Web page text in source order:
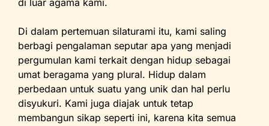
di luar agama kami.
Di dalam pertemuan silaturami itu, kami saling
berbagi pengalaman seputar apa yang menjadi
pergumulan kami terkait dengan hidup sebagai
umat beragama yang plural. Hidup dalam
perbedaan untuk suatu yang unik dan hal perlu
disyukuri. Kami juga diajak untuk tetap
membangun sikap seperti ini, karena kita semua